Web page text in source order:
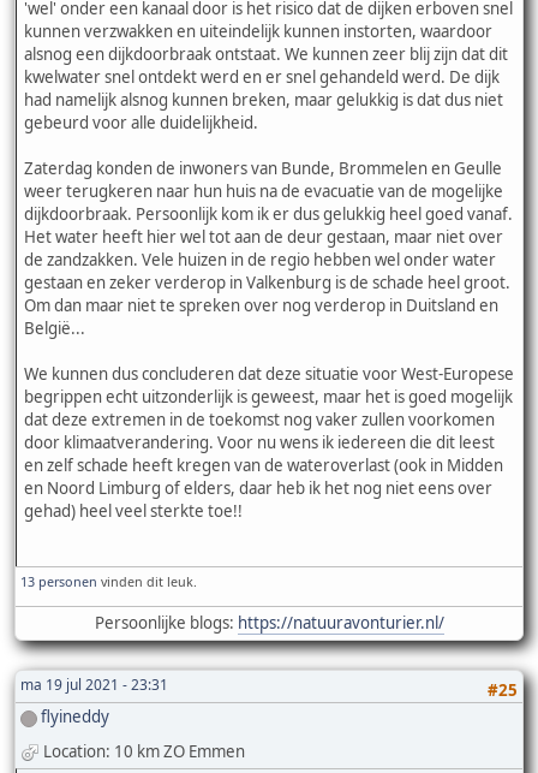
'wel' onder een kanaal door is het risico dat de dijken erboven snel
kunnen verzwakken en uiteindelijk kunnen instorten, waardoor
alsnog een dijkdoorbraak ontstaat. We kunnen zeer blij zijn dat dit
kwelwater snel ontdekt werd en er snel gehandeld werd. De dijk
had namelijk alsnog kunnen breken, maar gelukkig is dat dus niet
gebeurd voor alle duidelijkheid.
Zaterdag konden de inwoners van Bunde, Brommelen en Geulle
weer terugkeren naar hun huis na de evacuatie van de mogelijke
dijkdoorbraak. Persoonlijk kom ik er dus gelukkig heel goed vanaf.
Het water heeft hier wel tot aan de deur gestaan, maar niet over
de zandzakken. Vele huizen in de regio hebben wel onder water
gestaan en zeker verderop in Valkenburg is de schade heel groot.
Om dan maar niet te spreken over nog verderop in Duitsland en
België...
We kunnen dus concluderen dat deze situatie voor West-Europese
begrippen echt uitzonderlijk is geweest, maar het is goed mogelijk
dat deze extremen in de toekomst nog vaker zullen voorkomen
door klimaatverandering. Voor nu wens ik iedereen die dit leest
en zelf schade heeft kregen van de wateroverlast (ook in Midden
en Noord Limburg of elders, daar heb ik het nog niet eens over
gehad) heel veel sterkte toe!!
13 personen vinden dit leuk.
Persoonlijke blogs: https://natuuravonturier.nl/
ma 19 jul 2021 - 23:31
#25
flyineddy
Location: 10 km ZO Emmen